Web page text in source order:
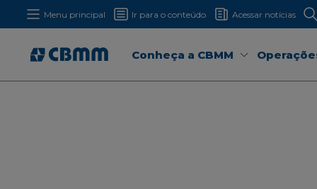
Menu principal Ir para o conteúdo Acessar notícias
Conheça a CBMM